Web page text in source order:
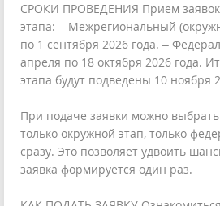
СРОКИ ПРОВЕДЕНИЯ Прием заявок
этапа: – Межрегиональный
по 1 сентября 2026 года. –
апреля по 18 октября 2026 года.
этапа будут подведены 10 ноября
При подаче заявки можно
только окружной этап, только
сразу. Это позволяет удвоить
заявка формируется один раз.